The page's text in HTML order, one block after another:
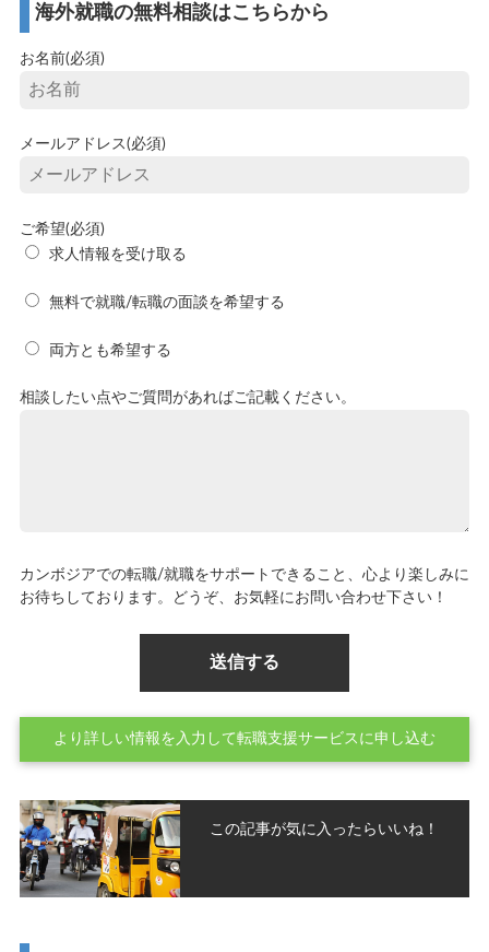
海外就職の無料相談はこちらから
お名前(必須)
メールアドレス(必須)
ご希望(必須)
求人情報を受け取る
無料で就職/転職の面談を希望する
両方とも希望する
相談したい点やご質問があればご記載ください。
カンボジアでの転職/就職をサポートできること、心より楽しみに
お待ちしております。どうぞ、お気軽にお問い合わせ下さい！
より詳しい情報を入力して転職支援サービスに申し込む
この記事が気に入ったらいいね！